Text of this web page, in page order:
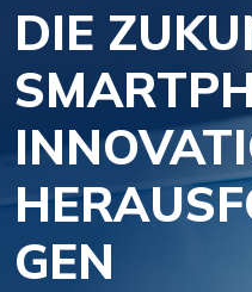
DIE
GEN